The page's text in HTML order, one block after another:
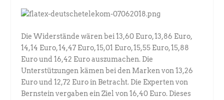
Die Widerstände wären bei 13,60 Euro, 13,86 Euro,
14,14 Euro, 14,47 Euro, 15,01 Euro, 15,55 Euro, 15,88
Euro und 16,42 Euro auszumachen. Die
Unterstützungen kämen bei den Marken von 13,26
Euro und 12,72 Euro in Betracht. Die Experten von
Bernstein vergaben ein Ziel von 16,40 Euro. Dieses